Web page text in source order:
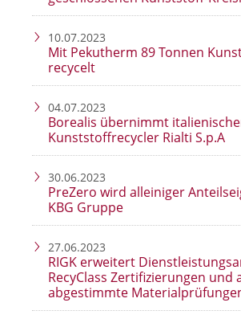
10.07.2023
Mit Pekutherm 89 Tonnen
recycelt
04.07.2023
Borealis übernimmt
Kunststoffrecycler Rialti S.p.A
30.06.2023
PreZero wird alleiniger
KBG Gruppe
27.06.2023
RIGK erweitert
RecyClass Zertifizierungen und
abgestimmte